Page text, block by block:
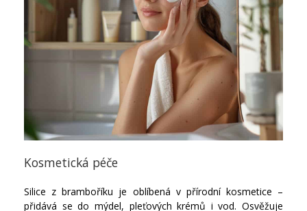
Kosmetická péče
Silice z bramboříku je oblíbená v přírodní kosmetice –
přidává se do mýdel, pleťových krémů i vod. Osvěžuje